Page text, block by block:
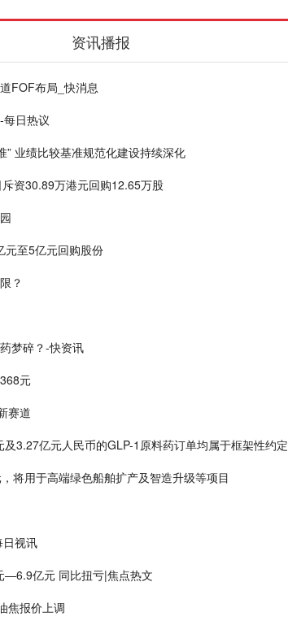
资讯播报
FOF布局_快消息
日热议
” 业绩比较基准规范化建设持续深化
资30.89万港元回购12.65万股
元至5亿元回购股份
？
梦碎？-快资讯
元
赛道
3.27亿元人民币的GLP-1原料药订单均属于框架性约定
将用于高端绿色船舶扩产及智造升级等项目
视讯
—6.9亿元 同比扭亏|焦点热文
焦报价上调